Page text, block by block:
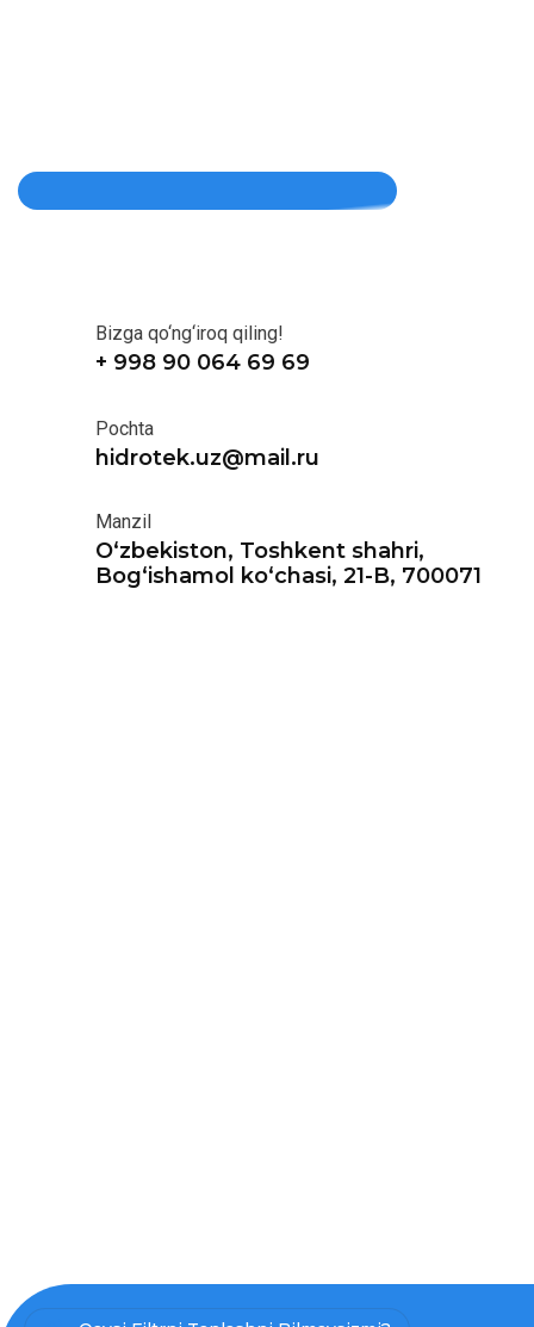
Bizga qo‘ng‘iroq qiling!
+ 998 90 064 69 69
Pochta
hidrotek.uz@mail.ru
Manzil
O‘zbekiston, Toshkent shahri,
Bog‘ishamol ko‘chasi, 21-B, 700071